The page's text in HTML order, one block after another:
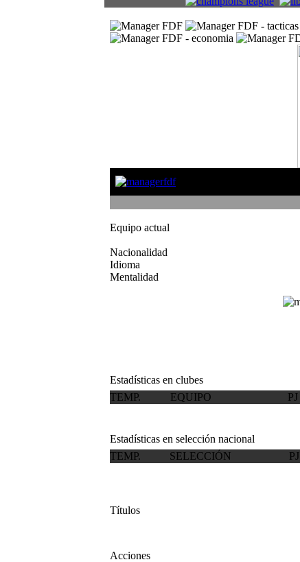
Equipo actual
Nacionalidad
Idioma
Mentalidad
Estadísticas en clubes
TEMP.
EQUIPO PJ
Estadísticas en selección nacional
TEMP.
SELECCIÓN PJ
Títulos
Acciones